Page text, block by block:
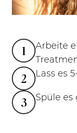
1
Arbeite
2 Lass es
3 Spüle